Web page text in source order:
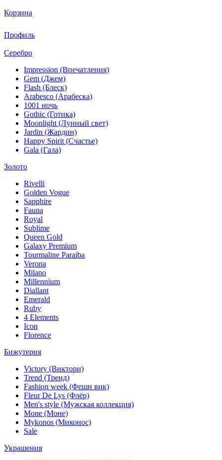
Корзина
Профиль
Серебро
Impression (Впечатления)
Gem (Джем)
Flash (Блеск)
Arabesco (Арабеска)
1001 ночь
Gothic (Готика)
Moonlight (Лунный свет)
Jardin (Жардин)
Happy Spirit (Счастье)
Gala (Гала)
Золото
Rivelli
Golden Vogue
Sapphire
Fauna
Royal
Sublime
Queen Gold
Galaxy Premium
Tourmaline Paraiba
Verona
Milano
Millennium
Diallant
Emerald
Ruby
4 Elements
Icon
Florence
Бижутерия
Victory (Виктори)
Trend (Тренд)
Fashion week (Фешн вик)
Fleur De Lys (Флёр)
Men's style (Мужская коллекция)
Mone (Моне)
Mykonos (Миконос)
Sale
Украшения